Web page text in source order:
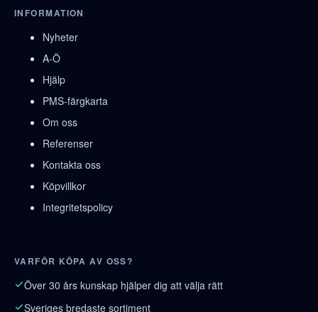
INFORMATION
Nyheter
A-Ö
Hjälp
PMS-färgkarta
Om oss
Referenser
Kontakta oss
Köpvillkor
Integritetspolicy
VARFÖR KÖPA AV OSS?
Över 30 års kunskap hjälper dig att välja rätt
Sveriges bredaste sortiment